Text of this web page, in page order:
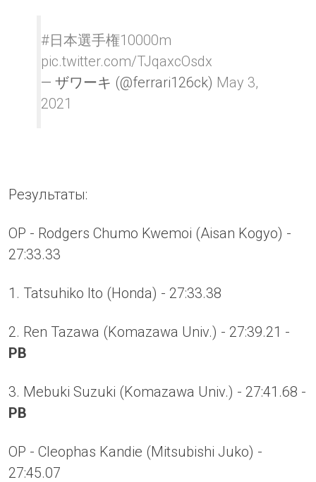
#日本選手権10000m
pic.twitter.com/TJqaxcOsdx
— ザワーキ (@ferrari126ck) May 3,
2021
Результаты:
OP - Rodgers Chumo Kwemoi (Aisan Kogyo) -
27:33.33
1. Tatsuhiko Ito (Honda) - 27:33.38
2. Ren Tazawa (Komazawa Univ.) - 27:39.21 -
PB
3. Mebuki Suzuki (Komazawa Univ.) - 27:41.68 -
PB
OP - Cleophas Kandie (Mitsubishi Juko) -
27:45.07